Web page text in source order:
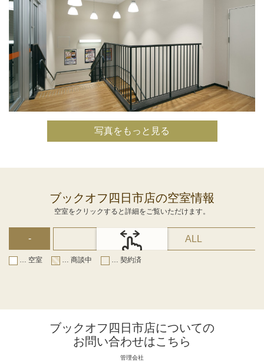
写真をもっと見る
ブックオフ四日市店の空室情報
空室をクリックすると詳細をご覧いただけます。
- ALL
スクロールできます
… 空室 … 商談中 … 契約済
ブックオフ四日市店についての
お問い合わせはこちら
管理会社